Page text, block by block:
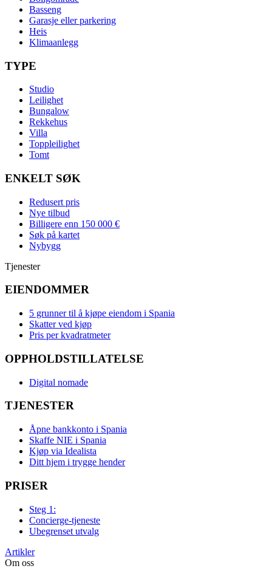
Basseng
Garasje eller parkering
Heis
Klimaanlegg
TYPE
Studio
Leilighet
Bungalow
Rekkehus
Villa
Toppleilighet
Tomt
ENKELT SØK
Redusert pris
Nye tilbud
Billigere enn 150 000 €
Søk på kartet
Nybygg
Tjenester
EIENDOMMER
5 grunner til å kjøpe eiendom i Spania
Skatter ved kjøp
Pris per kvadratmeter
OPPHOLDSTILLATELSE
Digital nomade
TJENESTER
Åpne bankkonto i Spania
Skaffe NIE i Spania
Kjøp via Idealista
Ditt hjem i trygge hender
PRISER
Steg 1:
Concierge-tjeneste
Ubegrenset utvalg
Artikler
Om oss